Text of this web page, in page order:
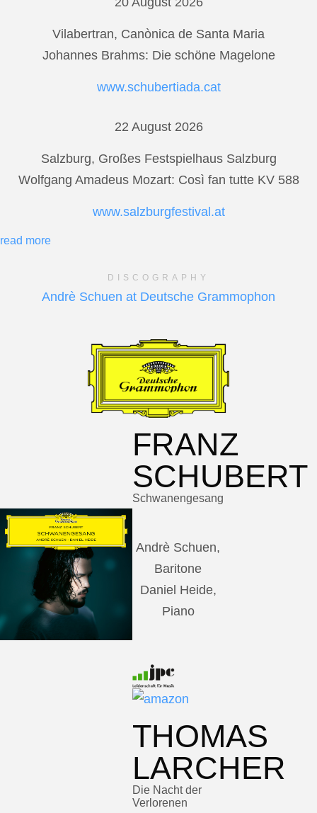
Vilabertran, Canònica de Santa Maria
Johannes Brahms: Die schöne Magelone
www.schubertiada.cat
22 August 2026
Salzburg, Großes Festspielhaus Salzburg
Wolfgang Amadeus Mozart: Così fan tutte KV 588
www.salzburgfestival.at
read more
DISCOGRAPHY
Andrè Schuen at Deutsche Grammophon
FRANZ
SCHUBERT
Schwanengesang
Andrè Schuen,
Baritone
Daniel Heide,
Piano
THOMAS
LARCHER
Die Nacht der
Verlorenen